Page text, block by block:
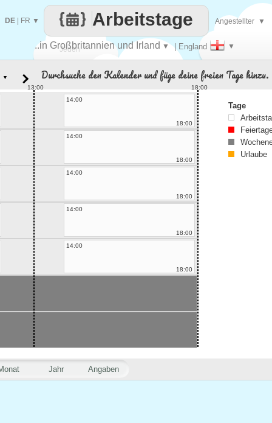
Jeden
..in Großbritannien und Irland ▼ | England ▼
Arbeitstage
DE FR ▼ Angestellter ▼
Jahr Angaben
▼ Durchsuche den Kalender und füge deine freien Tage hinzu.
13:00
18:00
14:00
18:00
14:00
18:00
14:00
18:00
14:00
18:00
14:00
18:00
Tage
Urlaube